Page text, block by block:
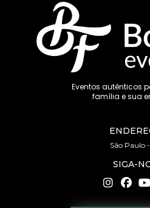
Eventos autênticos
família e sua
São Paulo
SIGA-